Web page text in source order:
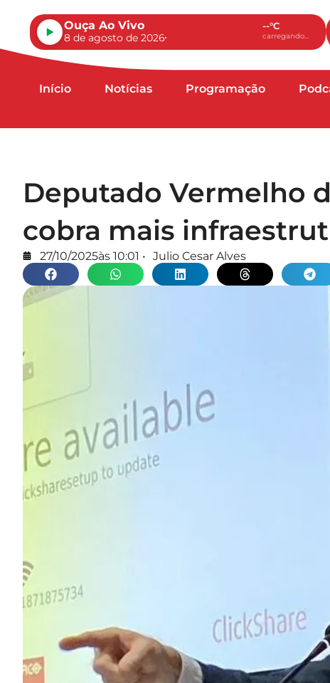
Ouça Ao Vivo
8 de agosto de 2026
--°C
carregando...
Início Notícias Programação
Deputado Vermelho
cobra mais
27/10/2025às 10:01 • Julio Cesar Alves